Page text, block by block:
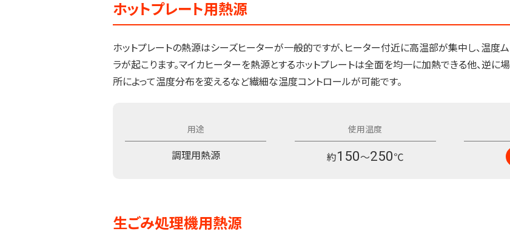
ホットプレート用熱源
ホットプレートの熱源はシーズヒーターが一般的ですが、ヒーター付近に高温部が集中し、温度ム
ラが起こります。マイカヒーターを熱源とするホットプレートは全面を均一に加熱できる他、逆に場
所によって温度分布を変えるなど繊細な温度コントロールが可能です。
調理用熱源 約150～250℃
生ごみ処理機用熱源